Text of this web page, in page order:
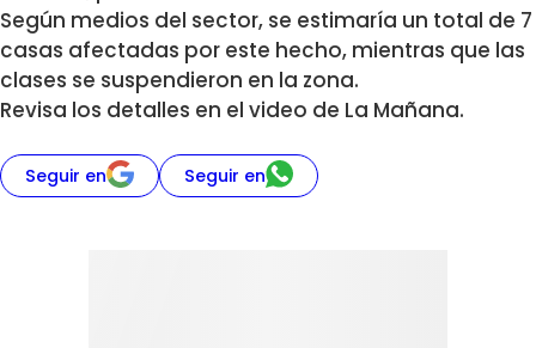
Según medios del sector, se estimaría un total de 7
casas afectadas por este hecho, mientras que las
clases se suspendieron en la zona.
Revisa los detalles en el video de La Mañana.
Seguir en Seguir en